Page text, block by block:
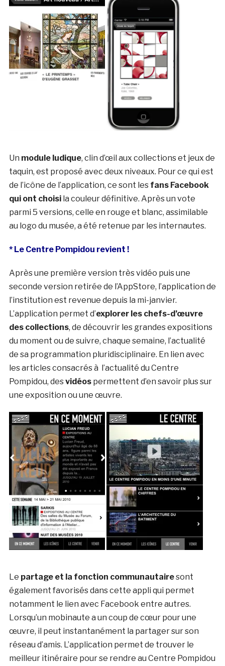
Un module ludique, clin d’œil aux collections et jeux de
taquin, est proposé avec deux niveaux. Pour ce qui est
de l’icône de l’application, ce sont les fans Facebook
qui ont choisila couleur définitive. Après un vote
parmi 5 versions, celle en rouge et blanc, assimilable
au logo du musée, a été retenue par les internautes.
* Le Centre Pompidou revient !
Après une première version très vidéo puis une
seconde version retirée de l’AppStore, l’application de
l’institution est revenue depuis la mi-janvier.
L’application permet d’explorer les chefs-d’œuvre
des collections, de découvrir les grandes expositions
du moment ou de suivre, chaque semaine, l’actualité
de sa programmation pluridisciplinaire. En lien avec
les articles consacrés à l’actualité du Centre
Pompidou, desvidéospermettent d’en savoir plus sur
une exposition ou une œuvre.
Le partage et la fonction communautairesont
également favorisés dans cette appli qui permet
notamment le lien avec Facebook entre autres.
Lorsqu’un mobinaute a un coup de cœur pour une
œuvre, il peut instantanément la partager sur son
réseau d’amis. L’application permet de trouver le
meilleur itinéraire pour se rendre au Centre Pompidou